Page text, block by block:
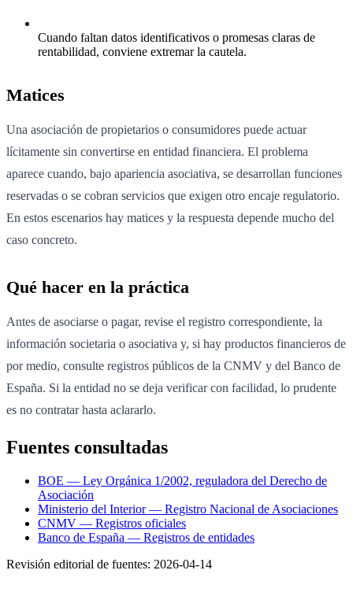
Cuando faltan datos identificativos o promesas claras de
rentabilidad, conviene extremar la cautela.
Matices
Una asociación de propietarios o consumidores puede actuar
lícitamente sin convertirse en entidad financiera. El problema
aparece cuando, bajo apariencia asociativa, se desarrollan funciones
reservadas o se cobran servicios que exigen otro encaje regulatorio.
En estos escenarios hay matices y la respuesta depende mucho del
caso concreto.
Qué hacer en la práctica
Antes de asociarse o pagar, revise el registro correspondiente, la
información societaria o asociativa y, si hay productos financieros de
por medio, consulte registros públicos de la CNMV y del Banco de
España. Si la entidad no se deja verificar con facilidad, lo prudente
es no contratar hasta aclararlo.
Fuentes consultadas
BOE — Ley Orgánica 1/2002, reguladora del Derecho de
Asociación
Ministerio del Interior — Registro Nacional de Asociaciones
CNMV — Registros oficiales
Banco de España — Registros de entidades
Revisión editorial de fuentes: 2026-04-14